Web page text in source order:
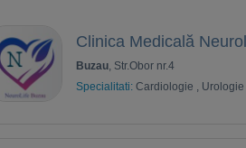
Clinica Medicală
Buzau, Str.Obor nr.4
Specialitati: Cardiologie , Urologie